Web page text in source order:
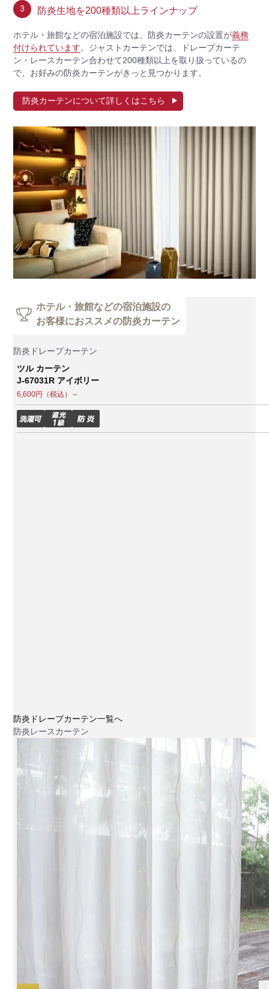
3 防炎生地を200種類以上ラインナップ
ホテル・旅館などの宿泊施設では、防炎カーテンの設置が義務
付けられています。ジャストカーテンでは、ドレープカーテ
ン・レースカーテン合わせて200種類以上を取り扱っているの
で、お好みの防炎カーテンがきっと見つかります。
防炎カーテンについて詳しくはこちら
ホテル・旅館などの宿泊施設の
お客様におススメの防炎カーテン
防炎ドレープカーテン
1
ツル カーテン
J-67031R アイボリー
6,600円（税込）～
防炎ドレープカーテン一覧へ
防炎レースカーテン